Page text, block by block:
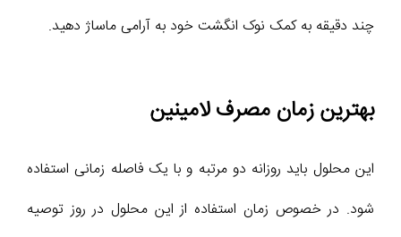
چند دقیقه به کمک نوک انگشت خود به آرامی ماساژ دهید.
بهترین زمان مصرف لامینین
این محلول باید روزانه دو مرتبه و با یک فاصله زمانی استفاده
شود. در خصوص زمان استفاده از این محلول در روز توصیه